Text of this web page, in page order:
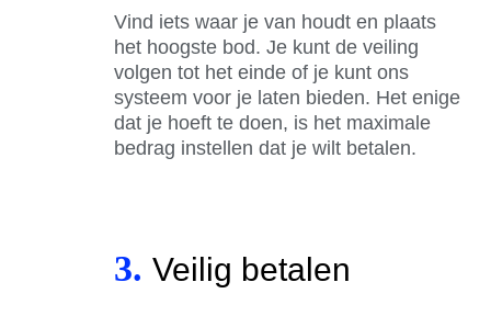
Vind iets waar je van houdt en plaats
het hoogste bod. Je kunt de veiling
volgen tot het einde of je kunt ons
systeem voor je laten bieden. Het enige
dat je hoeft te doen, is het maximale
bedrag instellen dat je wilt betalen.
3. Veilig betalen